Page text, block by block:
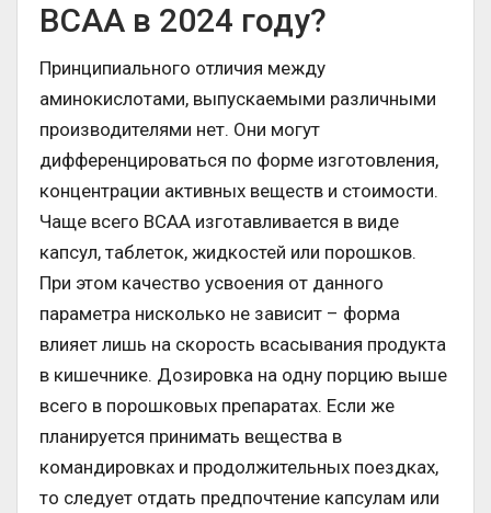
ВСАА в 2024 году?
Принципиального отличия между
аминокислотами, выпускаемыми различными
производителями нет. Они могут
дифференцироваться по форме изготовления,
концентрации активных веществ и стоимости.
Чаще всего ВСАА изготавливается в виде
капсул, таблеток, жидкостей или порошков.
При этом качество усвоения от данного
параметра нисколько не зависит – форма
влияет лишь на скорость всасывания продукта
в кишечнике. Дозировка на одну порцию выше
всего в порошковых препаратах. Если же
планируется принимать вещества в
командировках и продолжительных поездках,
то следует отдать предпочтение капсулам или